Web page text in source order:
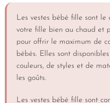
Les vestes bébé fille sont
votre fille bien au chaud et
pour offrir le maximum de
bébés. Elles sont
couleurs, de styles et de
les goûts.
Les vestes bébé fille sont